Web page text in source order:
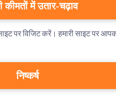
में उतार-चढ़ाव
पर विजिट करें। हमारी साइट पर
निष्कर्ष